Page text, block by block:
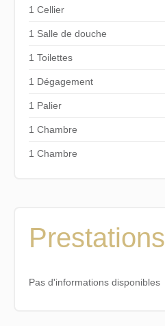
1 Cellier
1 Salle de douche
1 Toilettes
1 Dégagement
1 Palier
1 Chambre
1 Chambre
Prestations
Pas d'informations disponibles